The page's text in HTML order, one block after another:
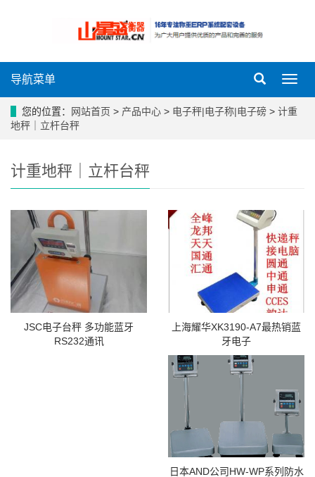
导
菜
导航菜单
您的位置： 网站首页 > 产品中心 > 电子秤|电子称|电子磅 > 计重
地秤｜立杆台秤
计重地秤｜立杆台秤
JSC电子台秤 多功能蓝牙
RS232通讯
上海耀华XK3190-A7最热销蓝
牙电子
日本AND公司HW-WP系列防水